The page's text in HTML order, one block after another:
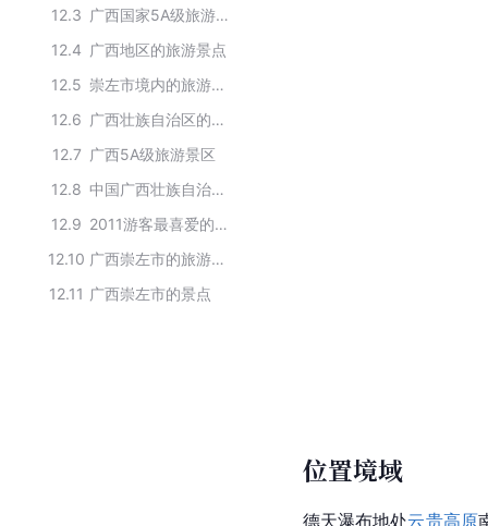
12.3
广西国家5A级旅游景区
12.4 广西地区的旅游景点
12.5
崇左市境内的旅游景点
12.6
广西壮族自治区的国家级风景名胜区
12.7 广西5A级旅游景区
12.8
中国广西壮族自治区的国家5A级旅游景区
12.9
2011游客最喜爱的中国十大瀑布旅游胜地中有雄、奇、险、秀特点备受游客喜爱的瀑布
12.10
广西崇左市的旅游景点
12.11 广西崇左市的景点
位置境域
德天瀑布地处云贵高原